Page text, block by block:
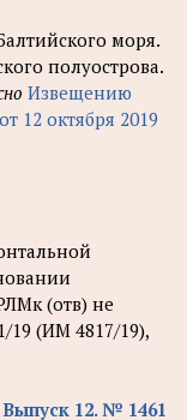
моря.
полуострова.
Извещению
12 октября 2019
(отв) не
19 (ИМ 4817/19),
Выпуск 12. № 1461